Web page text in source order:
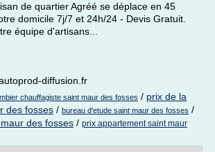
de quartier Agréé se déplace en 45
domicile 7j/7 et 24h/24 - Devis Gratuit.
équipe d'artisans...
diffusion.fr
chauffagiste saint maur des fosses / prix de la
des fosses / bureau d'etude saint maur des fosses /
des fosses / prix appartement saint maur